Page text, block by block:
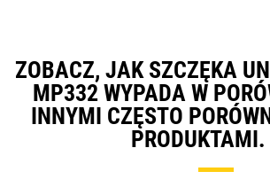
ZOBACZ, JAK SZCZĘKA
MP332 WYPADA W
INNYMI CZĘSTO
PRODUKTAMI.